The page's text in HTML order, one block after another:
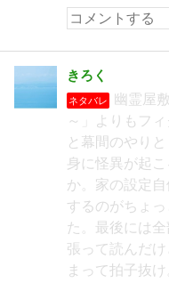
きろく
ネタバレ
幽霊屋
～」よりもフ
と幕間のやり
身に怪異が起
か。家の設定
するのがちょ
た。最後には
張って読んだ
まって拍子抜